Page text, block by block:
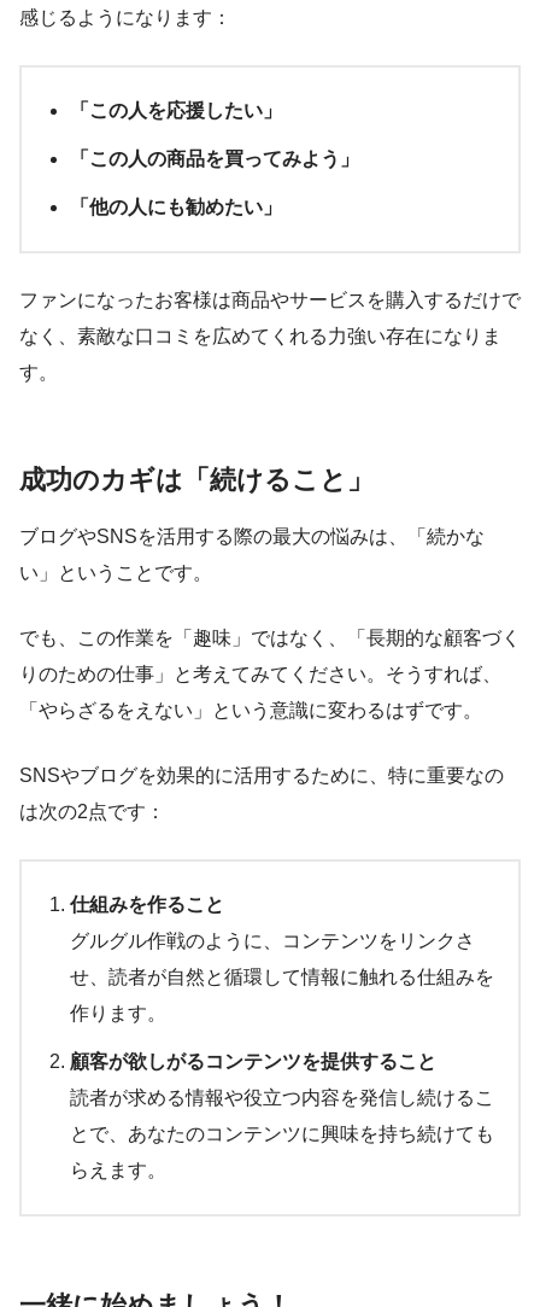
感じるようになります：
「この人を応援したい」
「この人の商品を買ってみよう」
「他の人にも勧めたい」
ファンになったお客様は商品やサービスを購入するだけで
なく、素敵な口コミを広めてくれる力強い存在になりま
す。
成功のカギは「続けること」
ブログやSNSを活用する際の最大の悩みは、「続かな
い」ということです。
でも、この作業を「趣味」ではなく、「長期的な顧客づく
りのための仕事」と考えてみてください。そうすれば、
「やらざるをえない」という意識に変わるはずです。
SNSやブログを効果的に活用するために、特に重要なの
は次の2点です：
仕組みを作ること
グルグル作戦のように、コンテンツをリンクさ
せ、読者が自然と循環して情報に触れる仕組みを
作ります。
顧客が欲しがるコンテンツを提供すること
読者が求める情報や役立つ内容を発信し続けるこ
とで、あなたのコンテンツに興味を持ち続けても
らえます。